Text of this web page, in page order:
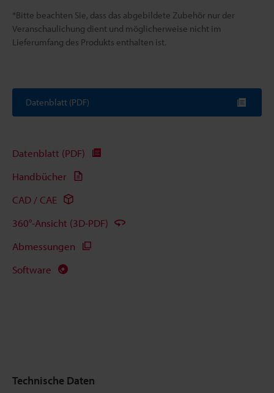
*Bitte beachten Sie, dass das abgebildete Zubehör nur der
Veranschaulichung dient und möglicherweise nicht im
Lieferumfang des Produkts enthalten ist.
Datenblatt (PDF)
Datenblatt (PDF)
Handbücher
CAD / CAE
360°-Ansicht (3D-PDF)
Abmessungen
Software
Technische Daten